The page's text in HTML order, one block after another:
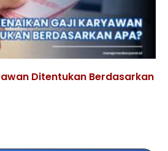
Ditentukan Berdasarkan